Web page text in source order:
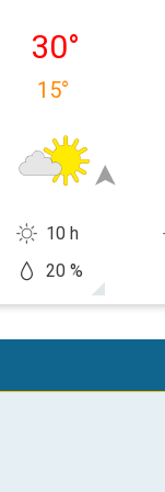
pondelok 10. 08.
30°
15°
10 h
20 %